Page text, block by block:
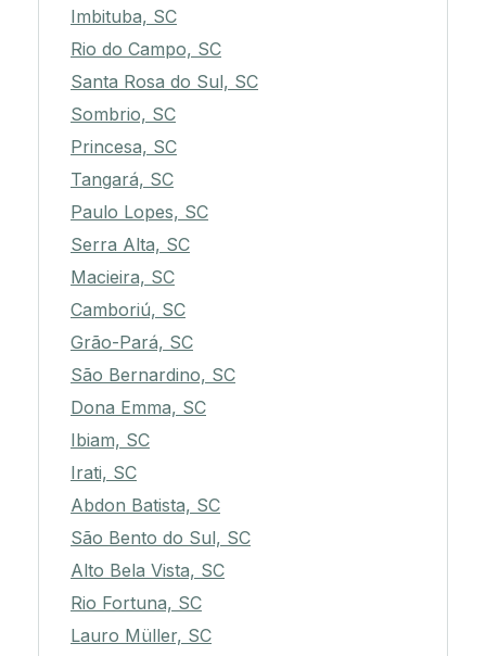
Imbituba, SC
Rio do Campo, SC
Santa Rosa do Sul, SC
Sombrio, SC
Princesa, SC
Tangará, SC
Paulo Lopes, SC
Serra Alta, SC
Macieira, SC
Camboriú, SC
Grão-Pará, SC
São Bernardino, SC
Dona Emma, SC
Ibiam, SC
Irati, SC
Abdon Batista, SC
São Bento do Sul, SC
Alto Bela Vista, SC
Rio Fortuna, SC
Lauro Müller, SC